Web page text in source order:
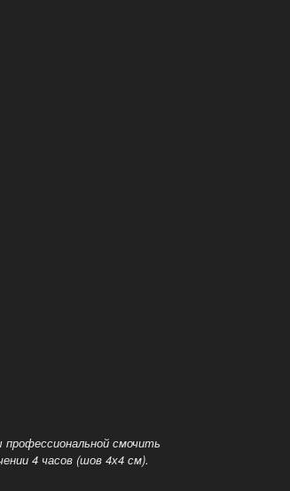
смочить
4 часов (шов 4х4 см).